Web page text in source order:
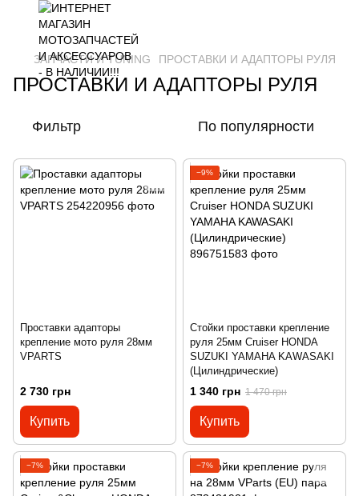
ЗАПЧАСТИ И ТUNING ПРОСТАВКИ И АДАПТОРЫ РУЛЯ
ПРОСТАВКИ И АДАПТОРЫ РУЛЯ
Фильтр По популярности
Проставки адапторы
крепление мото руля 28мм
VPARTS
2 730 грн
Купить
−9%
Стойки проставки крепление
руля 25мм Cruiser HONDA
SUZUKI YAMAHA KAWASAKI
(Цилиндрические)
1 340 грн 1 470 грн
Купить
−7% −7%